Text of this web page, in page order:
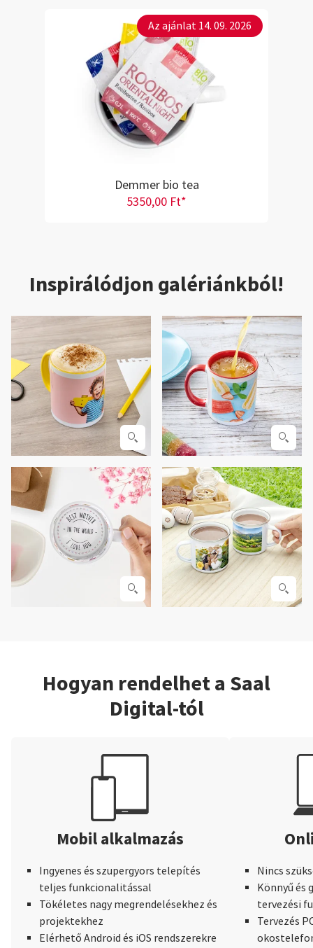
Az ajánlat 14. 09. 2026
Demmer bio tea
5350,00 Ft*
Inspirálódjon galériánkból!
Hogyan rendelhet a Saal
Digital-tól
Mobil alkalmazás
Ingyenes és szupergyors telepítés
teljes funkcionalitással
Tökéletes nagy megrendelésekhez és
projektekhez
Elérhető Android és iOS rendszerekre
Nincs
Könnyű és
tervezési
Tervezés